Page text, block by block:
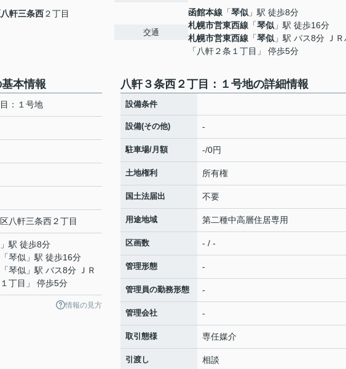
八軒三条西２丁目
交通
函館本線 「琴似 」駅 徒歩8分
札幌市営東西線 「琴似 」駅 徒歩16分
札幌市営東西線 「琴似 」駅 バス8分 Ｊ
「八軒２条１丁目」 停歩5分
本情報
：１号地
八軒三条西２丁目
」駅 徒歩8分
「琴似 」駅 徒歩16分
「琴似 」駅 バス8分 ＪＲ
丁目」 停歩5分
情報の見方
八軒３条西２丁目：１号地の詳細情報
設備条件
設備(その他) -
駐車場/月額 -/0円
土地権利 所有権
国土法届出 不要
用途地域 第二種中高層住居専用
区画数 - / -
管理形態 -
管理員の勤務形態 -
管理会社 -
取引態様 専任媒介
引渡し 相談